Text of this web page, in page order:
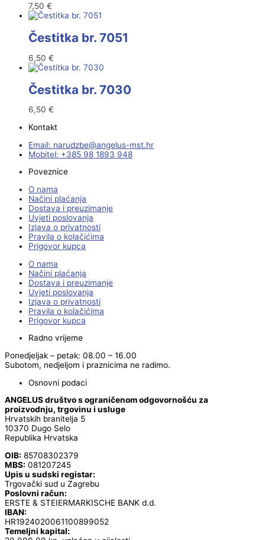
7,50 €
Čestitka br. 7051
6,50 €
Čestitka br. 7030
6,50 €
Kontakt
Email:
rh.tsm-sulegna
@ebzduran
Mobitel: +385 98 1893 948
Poveznice
O nama
Načini plaćanja
Dostava i preuzimanje
Uvjeti poslovanja
Izjava o privatnosti
Pravila o kolačićima
Prigovor kupca
O nama
Načini plaćanja
Dostava i preuzimanje
Uvjeti poslovanja
Izjava o privatnosti
Pravila o kolačićima
Prigovor kupca
Radno vrijeme
Ponedjeljak – petak: 08.00 – 16.00
Subotom, nedjeljom i praznicima ne radimo.
Osnovni podaci
ANGELUS društvo s ograničenom odgovornošću za
proizvodnju, trgovinu i usluge
Hrvatskih branitelja 5
10370 Dugo Selo
Republika Hrvatska
OIB: 85708302379
MBS: 081207245
Upis u sudski registar:
Trgovački sud u Zagrebu
Poslovni račun:
ERSTE & STEIERMARKISCHE BANK d.d.
IBAN:
HR1924020061100899052
Temeljni kapital: